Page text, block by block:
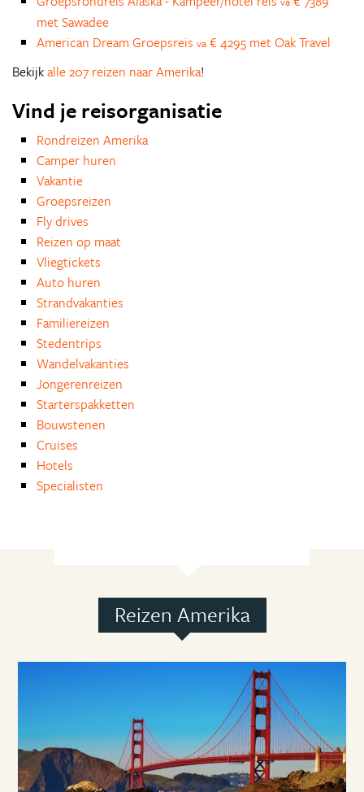
met Sawadee
American Dream Groepsreis va € 4295 met Oak Travel
Bekijkalle 207 reizen naar Amerika!
Vind je reisorganisatie
Rondreizen Amerika
Camper huren
Vakantie
Groepsreizen
Fly drives
Reizen op maat
Vliegtickets
Auto huren
Strandvakanties
Familiereizen
Stedentrips
Wandelvakanties
Jongerenreizen
Starterspakketten
Bouwstenen
Cruises
Hotels
Specialisten
Reizen Amerika